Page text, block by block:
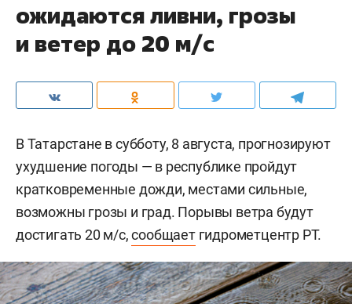
ожидаются ливни, грозы
и ветер до 20 м/с
В Татарстане в субботу, 8 августа, прогнозируют
ухудшение погоды — в республике пройдут
кратковременные дожди, местами сильные,
возможны грозы и град. Порывы ветра будут
достигать 20 м/с,сообщаетгидрометцентр РТ.